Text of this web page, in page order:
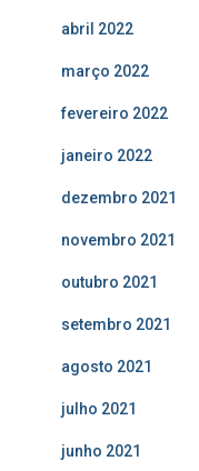
abril 2022
março 2022
fevereiro 2022
janeiro 2022
dezembro 2021
novembro 2021
outubro 2021
setembro 2021
agosto 2021
julho 2021
junho 2021